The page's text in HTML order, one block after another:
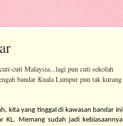
cuti Malaysia...lagi pun cuti sekolah
bandar Kuala Lumpur pun tak kurang
kita yang tinggal di kawasan bandar ini
KL. Memang sudah jadi kebiasaannya